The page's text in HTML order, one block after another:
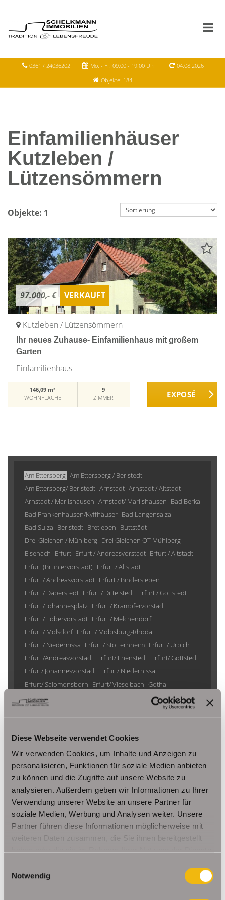
Diese Webseite verwendet Cookies
Wir verwenden Cookies, um Inhalte und Anzeigen zu
personalisieren, Funktionen für soziale Medien anbieten
zu können und die Zugriffe auf unsere Website zu
analysieren. Außerdem geben wir Informationen zu Ihrer
Verwendung unserer Website an unsere Partner für
soziale Medien, Werbung und Analysen weiter. Unsere
Partner führen diese Informationen möglicherweise mit
weiteren Daten zusammen, die Sie ihnen bereitgestellt
Notwendig
0361 / 24036202 Mo. - Fr. 09.00 - 19.00 Uhr
04.08.2026
Objekte: 184
Einfamilienhäuser
Kutzleben /
Lützensömmern
Objekte: 1
97.000,- € VERKAUFT
Kutzleben / Lützensömmern
Ihr neues Zuhause- Einfamilienhaus mit großem
Garten
Einfamilienhaus
146,09 m²
WOHNFLÄCHE
9
ZIMMER
Am Ettersberg Am Ettersberg / Berlstedt
Am Ettersberg/ Berlstedt Arnstadt Arnstadt / Altstadt
Arnstadt / Marlishausen Arnstadt/ Marlishausen Bad Berka
Bad Frankenhausen/Kyffhäuser Bad Langensalza
Bad Sulza Berlstedt Bretleben Buttstädt
Drei Gleichen / Mühlberg Drei Gleichen OT Mühlberg
Eisenach Erfurt Erfurt / Andreasvorstadt Erfurt / Altstadt
Erfurt (Brühlervorstadt) Erfurt / Altstadt
Erfurt / Andreasvorstadt Erfurt / Bindersleben
Erfurt / Daberstedt Erfurt / Dittelstedt Erfurt / Gottstedt
Erfurt / Johannesplatz Erfurt / Krämpfervorstadt
Erfurt / Löbervorstadt Erfurt / Melchendorf
Erfurt / Molsdorf Erfurt / Möbisburg-Rhoda
Erfurt / Niedernissa Erfurt / Stotternheim Erfurt / Urbich
Erfurt /Andreasvorstadt Erfurt/ Frienstedt Erfurt/ Gottstedt
Erfurt/ Johannesvorstadt Erfurt/ Niedernissa
Erfurt/ Salomonsborn Erfurt/ Vieselbach Gotha
Grammetal
Gräfenhain/ Ohrdruf Haina
Nesse- Apfelstädt / Kornhochheim Nohra
Riethnordhausen
Ruhla
Saalfeld/Saale / Remschütz Steinbach-Hallenberg/ Viernau
Tonna / Gräfentonna Udestedt
Unstrut- Hainich /Großengottern Weimar / Legefeld
Immo Am Ettersberg Haus Am Ettersberg Häuser Am Ettersberg
kaufen Am Ettersberg
Immobilie Am Ettersberg
Immobilien Am
Ettersberg Einfamilienhaus Am Ettersberg Einfamilienhäuser Am